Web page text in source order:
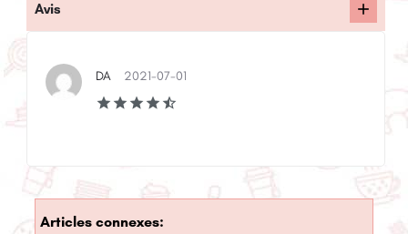
Avis
DA 2021-07-01
Articles connexes: